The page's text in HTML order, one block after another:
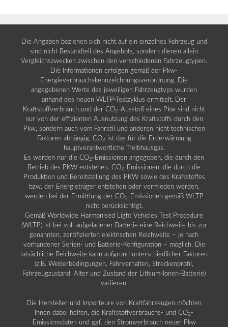
Die Angaben beziehen sich nicht auf ein einzelnes Fahrzeug und
sind nicht Bestandteil des Angebots, sondern dienen allein
Vergleichszwecken zwischen den verschiedenen Fahrzeugtypen.
Die Informationen erfolgen gemäß der Pkw-
Energieverbrauchskennzeichnungsverordnung. Die
angegebenen Werte des jeweiligen Fahrzeugtyps wurden
anhand des neuen WLTP-Testzyklus ermittelt. Der
Kraftstoffverbrauch und der CO2 -Ausstoß eines Pkw sind nicht
nur von der effizienten Ausnutzung des Kraftstoffs durch den
Pkw, sondern auch vom Fahrstil und anderen nicht technischen
Faktoren abhängig. CO2 ist das für die Erderwärmung
hauptverantwortliche Treibhausgas.
Es werden nur die CO2 -Emissionen angegeben, die durch den
Betrieb des PKW entstehen. CO2 -Emissionen, die durch die
Produktion und Bereitstellung des PKW sowie des Kraftstoffes
bzw. der Energieträger entstehen oder vermieden werden,
werden bei der Ermittlung der CO2 -Emissionen gemäß WLTP
nicht berücksichtigt.
Gemäß Worldwide Harmonised Light Vehicles Test Procedure
(WLTP) ist bei voll aufgeladener Batterie eine Reichweite bis zur
genannten, zertifizierten elektrischen Reichweite – je nach
vorhandener Serien- und Batterie-Konfiguration – möglich. Die
tatsächliche Reichweite kann aufgrund unterschiedlicher Faktoren
(z.B. Wetterbedingungen, Fahrverhalten, Streckenprofil,
Fahrzeugzustand, Alter und Zustand der Lithium-Ionen-Batterie)
variieren.
Die Hersteller und Importeure von Kraftfahrzeugen möchten
Ihnen dabei helfen, die Kraftstoffverbrauchs- und CO2 -
Emissionsdaten und ggf. den Stromverbrauch neuer Pkw